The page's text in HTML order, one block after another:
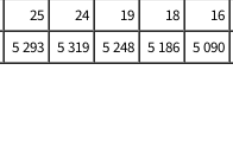
25 24 19 18 16
5 293 5 319 5 248 5 186 5 090